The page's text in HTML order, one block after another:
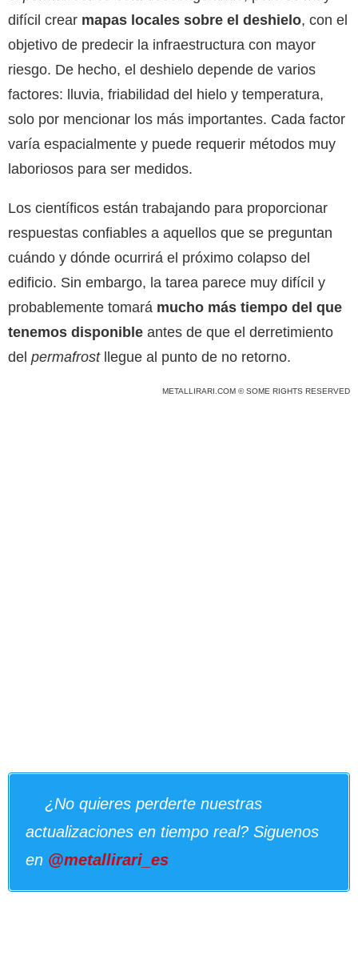
difícil crear mapas locales sobre el deshielo, con el
objetivo de predecir la infraestructura con mayor
riesgo. De hecho, el deshielo depende de varios
factores: lluvia, friabilidad del hielo y temperatura,
solo por mencionar los más importantes. Cada factor
varía espacialmente y puede requerir métodos muy
laboriosos para ser medidos.
Los científicos están trabajando para proporcionar
respuestas confiables a aquellos que se preguntan
cuándo y dónde ocurrirá el próximo colapso del
edificio. Sin embargo, la tarea parece muy difícil y
probablemente tomará mucho más tiempo del que
tenemos disponible antes de que el derretimiento
del permafrostllegue al punto de no retorno.
METALLIRARI.COM © SOME RIGHTS RESERVED
¿No quieres perderte nuestras
actualizaciones en tiempo real? Siguenos
en @metallirari_es